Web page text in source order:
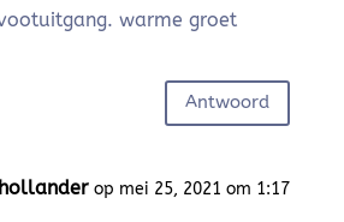
warme groet
Antwoord
op mei 25, 2021 om 1:17